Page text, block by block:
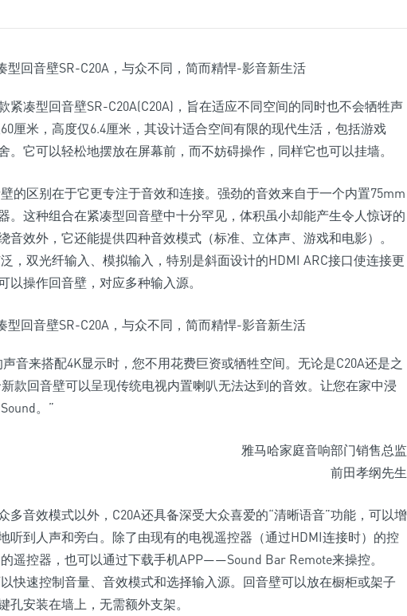
紧凑型回音壁SR-C20A(C20A)，旨在适应不同空间的同时也不会牺牲声
厘米，高度仅6.4厘米，其设计适合空间有限的现代生活，包括游戏
。它可以轻松地摆放在屏幕前，而不妨碍操作，同样它也可以挂墙。
的区别在于它更专注于音效和连接。强劲的音效来自于一个内置75mm
。这种组合在紧凑型回音壁中十分罕见，体积虽小却能产生令人惊讶的
音效外，它还能提供四种音效模式（标准、立体声、游戏和电影）。
，双光纤输入、模拟输入，特别是斜面设计的HDMI ARC接口使连接更
以操作回音壁，对应多种输入源。
音来搭配4K显示时，您不用花费巨资或牺牲空间。无论是C20A还是之
款回音壁可以呈现传统电视内置喇叭无法达到的音效。让您在家中浸
。”
雅马哈家庭音响部门销售总监
前田孝纲先生
多音效模式以外，C20A还具备深受大众喜爱的“清晰语音”功能，可以增
听到人声和旁白。除了由现有的电视遥控器（通过HDMI连接时）的控
遥控器，也可以通过下载手机APP——Sound Bar Remote来操控。
快速控制音量、音效模式和选择输入源。回音壁可以放在橱柜或架子
孔安装在墙上，无需额外支架。